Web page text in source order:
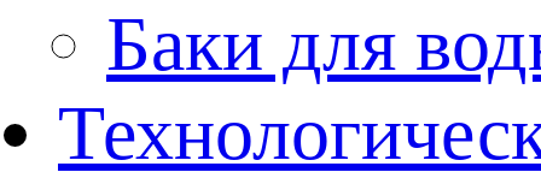
Баки для